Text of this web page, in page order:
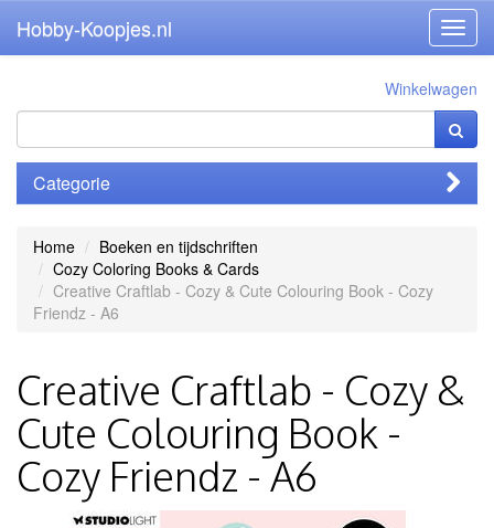
Hobby-Koopjes.nl
Winkelwagen
Categorie
Home
Boeken en tijdschriften
Cozy Coloring Books & Cards
Creative Craftlab - Cozy & Cute Colouring Book - Cozy
Friendz - A6
Creative Craftlab - Cozy &
Cute Colouring Book -
Cozy Friendz - A6